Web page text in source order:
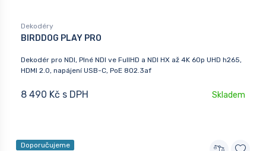
Dekodéry
BIRDDOG PLAY PRO
Dekodér pro NDI, Plné NDI ve FullHD a NDI HX až 4K 60p UHD h265,
HDMI 2.0, napájení USB-C, PoE 802.3af
8 490 Kč s DPH Skladem
Doporučujeme